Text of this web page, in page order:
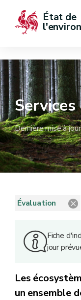
État de
Dernière mise à
Évaluation
Fiche
jour
Les
un ensemble